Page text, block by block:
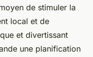
de stimuler la
local et de
et divertissant
une planification